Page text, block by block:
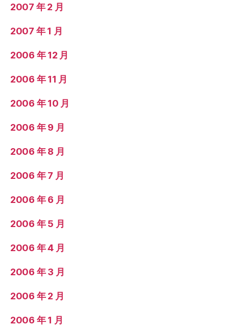
2007 年 2 月
2007 年 1 月
2006 年 12 月
2006 年 11 月
2006 年 10 月
2006 年 9 月
2006 年 8 月
2006 年 7 月
2006 年 6 月
2006 年 5 月
2006 年 4 月
2006 年 3 月
2006 年 2 月
2006 年 1 月